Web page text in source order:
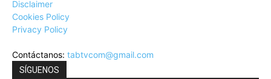
Disclaimer
Cookies Policy
Privacy Policy
Contáctanos: tabtvcom@gmail.com
SÍGUENOS